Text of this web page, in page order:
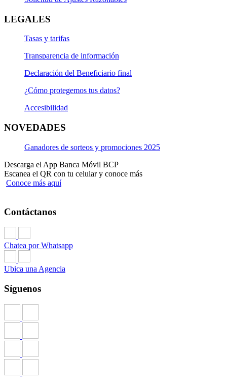
LEGALES
Tasas y tarifas
Transparencia de información
Declaración del Beneficiario final
¿Cómo protegemos tus datos?
Accesibilidad
NOVEDADES
Ganadores de sorteos y promociones 2025
Descarga el App Banca Móvil BCP
Escanea el QR con tu celular y conoce más
Conoce más aquí
Contáctanos
Chatea por Whatsapp
Ubica una Agencia
Síguenos